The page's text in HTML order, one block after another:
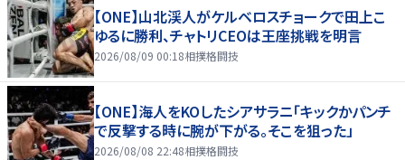
【ONE】山北渓人がケルベロスチョークで田上こ
ゆるに勝利、チャトリCEOは王座挑戦を明言
2026/08/09 00:18相撲格闘技
【ONE】海人をKOしたシアサラニ「キックかパンチ
で反撃する時に腕が下がる。そこを狙った」
2026/08/08 22:48相撲格闘技